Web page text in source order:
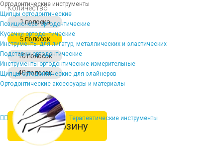
Ортодонтические инструменты
Щипцы ортодонтические
Позиционеры ортодонтические
Кусачки ортодонтические
Инструменты для лигатур, металлических и эластических
Подставки ортодонтические
Инструменты ортодонтические измерительные
Щипцы ортодонтические для элайнеров
Ортодонтические аксессуары и материалы
Терапевтические инструменты
Количество
1 полоска
5 полосок
10 полосок
40 полосок
В корзину